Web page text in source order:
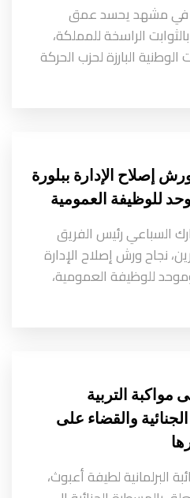
في مشهد يحسد عمق
الراسخة للمملكة،
البارزة لحزب الحركة
إصلاح الإدارة ببلورة
للوظيفة العمومية
السباعي رئيس الفريق
نجاح ورش إصلاح الإدارة
للوظيفة العمومية،
مواكبة التربية
والقضاء على
البرلمانية لطيفة أعبوث،